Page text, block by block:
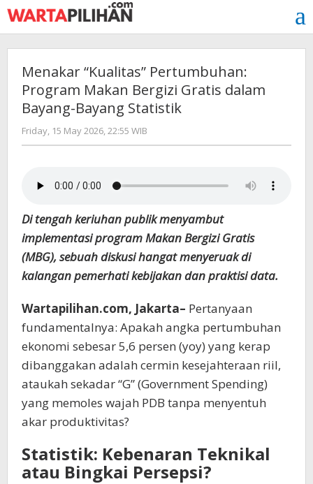
Skip
to
content
Menakar “Kualitas” Pertumbuhan:
Program Makan Bergizi Gratis dalam
Bayang-Bayang Statistik
Friday, 15 May 2026, 22:55 WIB
Kusnadi
Di tengah keriuhan publik menyambut
implementasi program Makan Bergizi Gratis
(MBG), sebuah diskusi hangat menyeruak di
kalangan pemerhati kebijakan dan praktisi data.
Wartapilihan.com, Jakarta– Pertanyaan
fundamentalnya: Apakah angka pertumbuhan
ekonomi sebesar 5,6 persen (yoy) yang kerap
dibanggakan adalah cermin kesejahteraan riil,
ataukah sekadar “G” (Government Spending)
yang memoles wajah PDB tanpa menyentuh
akar produktivitas?
Statistik: Kebenaran Teknikal
atau Bingkai Persepsi?